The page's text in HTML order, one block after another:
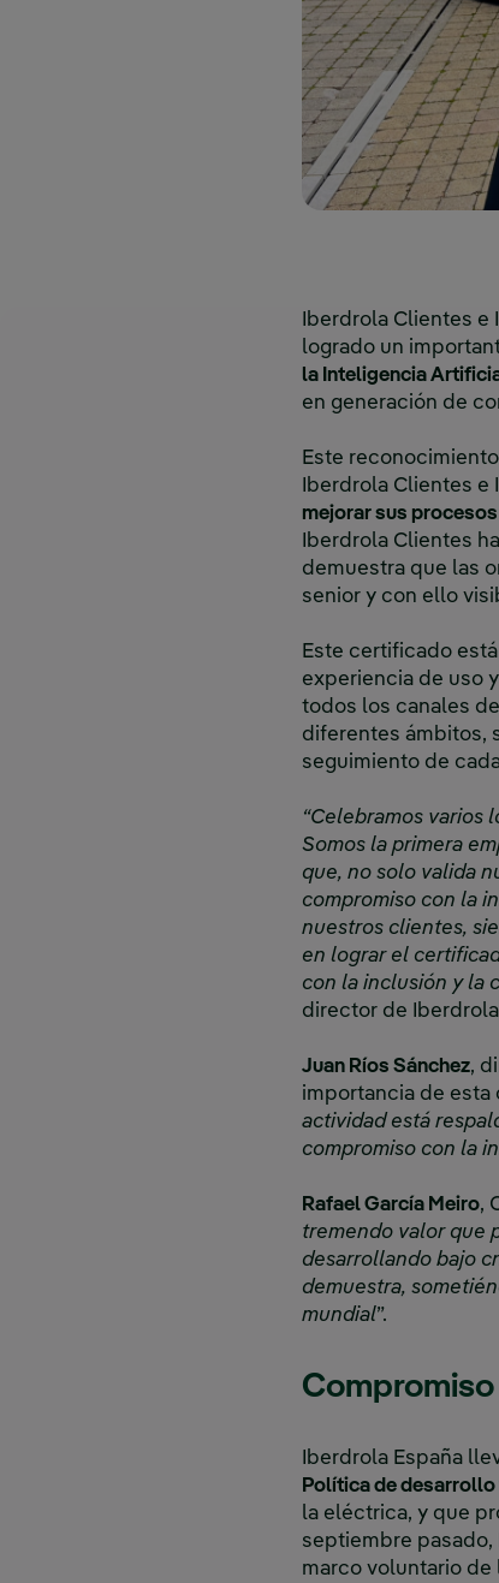
Iberdrola Clientes e
logrado un
la Inteligencia
en generación de
Este
Iberdrola Clientes
mejorar sus
Iberdrola Clientes
demuestra que las
senior y con ello
Este certificado
experiencia de uso
todos los canales
diferentes ámbitos,
seguimiento de
“Celebramos varios
Somos la primera
que, no solo valida
compromiso con la
nuestros clientes,
en lograr el
con la inclusión y la
director de
Juan Ríos Sánchez,
importancia de esta
actividad está
compromiso con la
Rafael García Meiro,
tremendo valor que
desarrollando bajo
demuestra,
mundial”.
Compromiso
Iberdrola España
Política de
la eléctrica, y que
septiembre pasado,
marco voluntario de